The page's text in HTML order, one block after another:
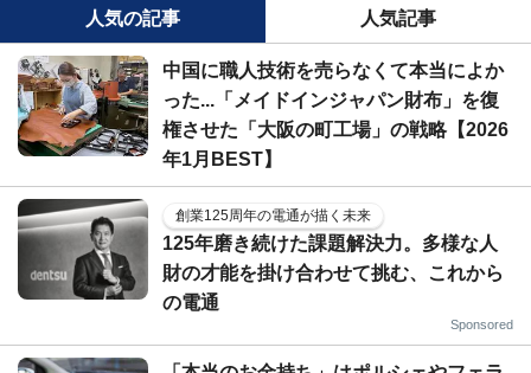
人気の記事
人気記事
中国に職人技術を売らなくて本当によか
った...「メイドインジャパン財布」を復
権させた「大阪の町工場」の戦略【2026
年1月BEST】
創業125周年の電通が描く未来
125年磨き続けた課題解決力。多様な人
財の才能を掛け合わせて挑む、これから
の電通
Sponsored